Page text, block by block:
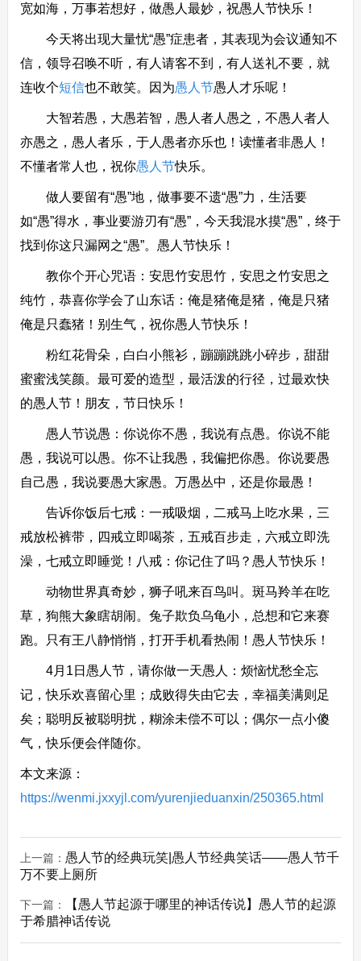
宽如海，万事若想好，做愚人最妙，祝愚人节快乐！
今天将出现大量忧“愚”症患者，其表现为会议通知不
信，领导召唤不听，有人请客不到，有人送礼不要，就
连收个短信也不敢笑。因为愚人节愚人才乐呢！
大智若愚，大愚若智，愚人者人愚之，不愚人者人
亦愚之，愚人者乐，于人愚者亦乐也！读懂者非愚人！
不懂者常人也，祝你愚人节快乐。
做人要留有“愚”地，做事要不遗“愚”力，生活要
如“愚”得水，事业要游刃有“愚”，今天我混水摸“愚”，终于
找到你这只漏网之“愚”。愚人节快乐！
教你个开心咒语：安思竹安思竹，安思之竹安思之
纯竹，恭喜你学会了山东话：俺是猪俺是猪，俺是只猪
俺是只蠢猪！别生气，祝你愚人节快乐！
粉红花骨朵，白白小熊衫，蹦蹦跳跳小碎步，甜甜
蜜蜜浅笑颜。最可爱的造型，最活泼的行径，过最欢快
的愚人节！朋友，节日快乐！
愚人节说愚：你说你不愚，我说有点愚。你说不能
愚，我说可以愚。你不让我愚，我偏把你愚。你说要愚
自己愚，我说要愚大家愚。万愚丛中，还是你最愚！
告诉你饭后七戒：一戒吸烟，二戒马上吃水果，三
戒放松裤带，四戒立即喝茶，五戒百步走，六戒立即洗
澡，七戒立即睡觉！八戒：你记住了吗？愚人节快乐！
动物世界真奇妙，狮子吼来百鸟叫。斑马羚羊在吃
草，狗熊大象瞎胡闹。兔子欺负乌龟小，总想和它来赛
跑。只有王八静悄悄，打开手机看热闹！愚人节快乐！
4月1日愚人节，请你做一天愚人：烦恼忧愁全忘
记，快乐欢喜留心里；成败得失由它去，幸福美满则足
矣；聪明反被聪明扰，糊涂未偿不可以；偶尔一点小傻
气，快乐便会伴随你。
本文来源：
https://wenmi.jxxyjl.com/yurenjieduanxin/250365.html
上一篇： 愚人节的经典玩笑|愚人节经典笑话——愚人节千
万不要上厕所
下一篇：
【愚人节起源于哪里的神话传说】愚人节的起源
于希腊神话传说